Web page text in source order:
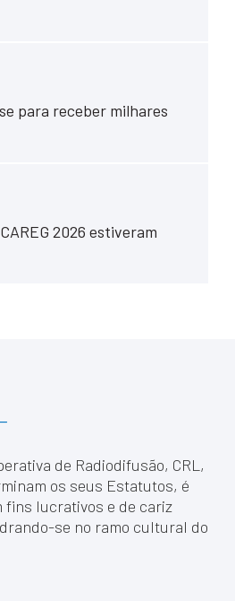
para receber milhares
2026 estiveram
de Radiodifusão, CRL,
os seus Estatutos, é
fins lucrativos e de cariz
se no ramo cultural do